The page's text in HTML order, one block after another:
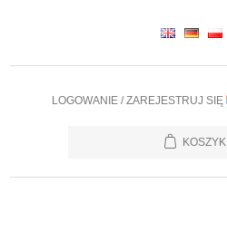
LOGOWANIE / ZAREJESTRUJ SIĘ
KOSZYK